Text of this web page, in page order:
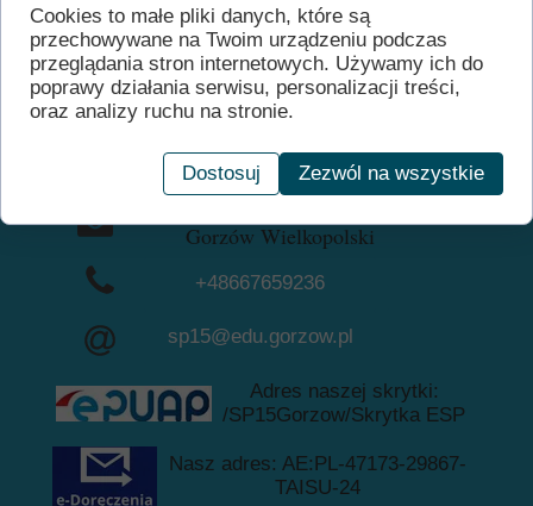
zawsze pozostaną w pamięci. Niech spoczywa w pokoju.
W tym trudnym czasie składamy serdeczne kondolencje
rodzinie i bliskim pani Marii.
Szkoła Podstawowa nr 15 im.
Wielkopolskim
Gorzów Wielkopolski
+48667659236
+48957228729
sp15@edu.gorzow.pl
Adres naszej skrytki:
/SP15Gorzow/Skrytka ESP
Nasz adres: AE:PL-47173-29867-
TAISU-24
Cookies to małe pliki danych, które są
przechowywane na Twoim urządzeniu podczas
przeglądania stron internetowych. Używamy ich do
poprawy działania serwisu, personalizacji treści,
oraz analizy ruchu na stronie.
Dostosuj Zezwól na wszystkie